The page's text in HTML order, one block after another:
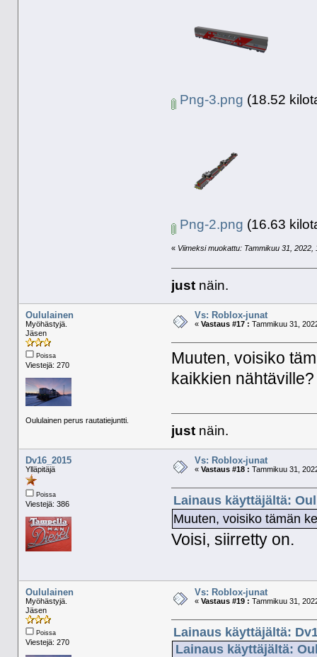
Png-3.png (18.52
Png-2.png (16.63
« Viimeksi muokattu: Tammikuu 31,
just näin.
Oululainen
Myöhästyjä.
Jäsen
Poissa
Viestejä: 270
Oululainen perus rautatiejuntti.
Vs: Roblox-junat
« Vastaus #17 : Tammikuu 31,
Muuten, voisiko
kaikkien nähtäville?
just näin.
Dv16_2015
Ylläpitäjä
Poissa
Viestejä: 386
Vs: Roblox-junat
« Vastaus #18 : Tammikuu 31,
Lainaus käyttäjältä:
Muuten, voisiko tämän
Voisi, siirretty on.
Oululainen
Myöhästyjä.
Jäsen
Poissa
Viestejä: 270
Vs: Roblox-junat
« Vastaus #19 : Tammikuu 31,
Lainaus käyttäjältä:
Lainaus käyttäjältä: